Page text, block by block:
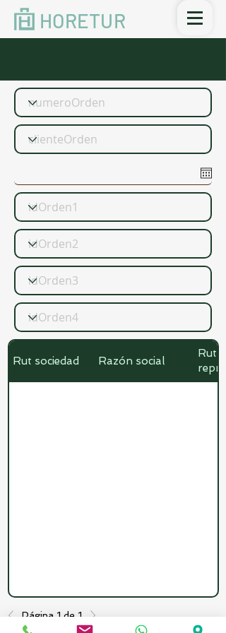
HORETUR
Rut sociedad Razón social
Rut
Página 1 de 1